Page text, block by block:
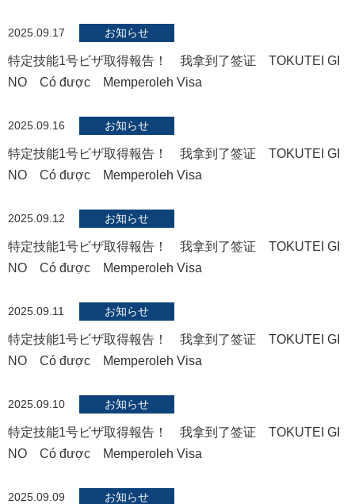
2025.09.17 お知らせ
特定技能1号ビザ取得報告！ 我拿到了签证 TOKUTEI GI
NO Có được Memperoleh Visa
2025.09.16 お知らせ
特定技能1号ビザ取得報告！ 我拿到了签证 TOKUTEI GI
NO Có được Memperoleh Visa
2025.09.12 お知らせ
特定技能1号ビザ取得報告！ 我拿到了签证 TOKUTEI GI
NO Có được Memperoleh Visa
2025.09.11 お知らせ
特定技能1号ビザ取得報告！ 我拿到了签证 TOKUTEI GI
NO Có được Memperoleh Visa
2025.09.10 お知らせ
特定技能1号ビザ取得報告！ 我拿到了签证 TOKUTEI GI
NO Có được Memperoleh Visa
2025.09.09 お知らせ